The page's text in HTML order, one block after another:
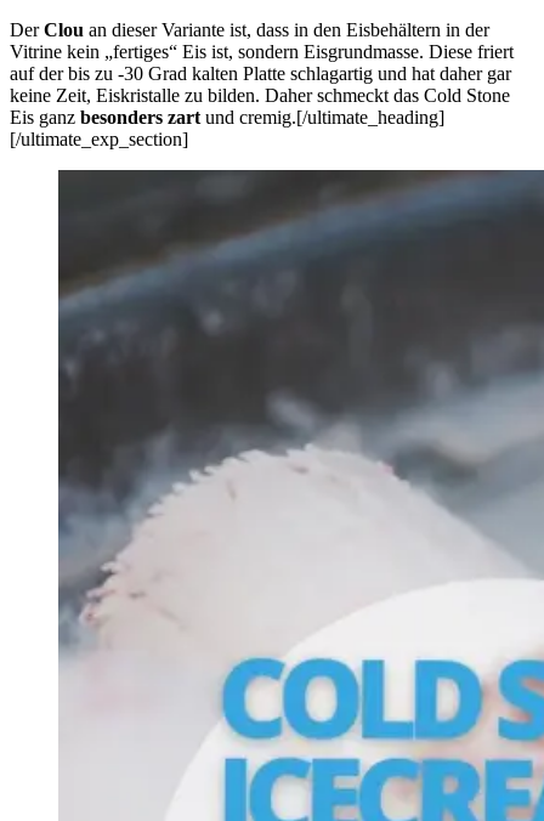
DerClou an dieser Variante ist, dass in den Eisbehältern in der
Vitrine kein „fertiges“ Eis ist, sondern Eisgrundmasse. Diese friert
auf der bis zu -30 Grad kalten Platte schlagartig und hat daher gar
keine Zeit, Eiskristalle zu bilden. Daher schmeckt das Cold Stone
Eis ganz besonders zart und cremig.[/ultimate_heading]
[/ultimate_exp_section]